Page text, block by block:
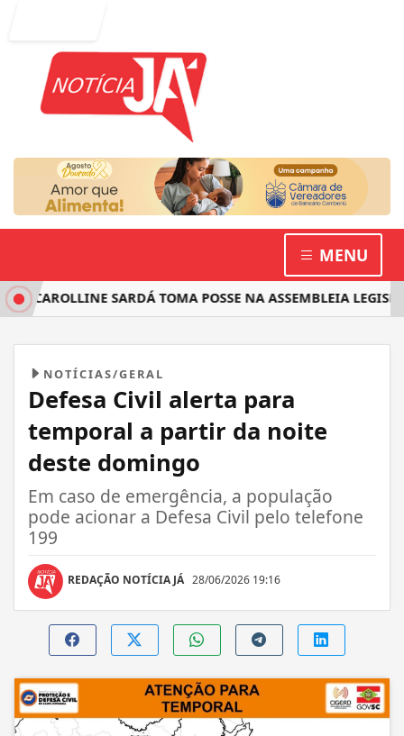
MENU
SARDÁ TOMA POSSE NA ASSEMBLEIA
NOTÍCIAS/GERAL
Defesa Civil alerta para
temporal a partir da noite
deste domingo
Em caso de emergência, a população
pode acionar a Defesa Civil pelo telefone
199
REDAÇÃO NOTÍCIA JÁ 28/06/2026 19:16